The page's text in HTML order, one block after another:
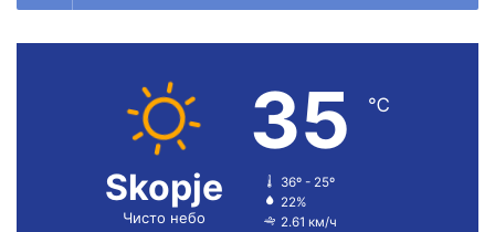
Skopje
Чисто небо
35 ℃
36º - 25º
22%
2.61 км/ч